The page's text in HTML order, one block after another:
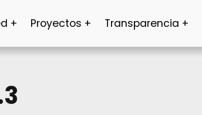
Proyectos Transparencia